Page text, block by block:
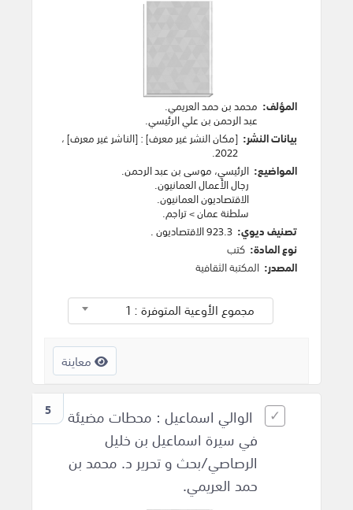
المؤلف: محمد بن حمد العريمي.
عبد الرحمن بن علي الرئيسي.
بيانات النشر: [مكان النشر غير معرف]:[الناشر غير معرف]،
2022
.
المواضيع: الرئيسي، موسى بن عبد الرحمن.
رجال الأعمال العمانيون.
الاقتصاديون العمانيون.
سلطنة عمان>تراجم.
تصنيف ديوي: 923.3 الاقتصاديون .
نوع المادة: كتب
المصدر: المكتبة الثقافية
مجموع الأوعية المتوفرة : 1
معاينة
5
الوالي اسماعيل : محطات مضيئة
في سيرة اسماعيل بن خليل
الرصاصي/بحث و تحرير د. محمد بن
حمد العريمي.